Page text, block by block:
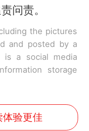
问责。
the pictures
and posted by a
is a social media
storage
验更佳